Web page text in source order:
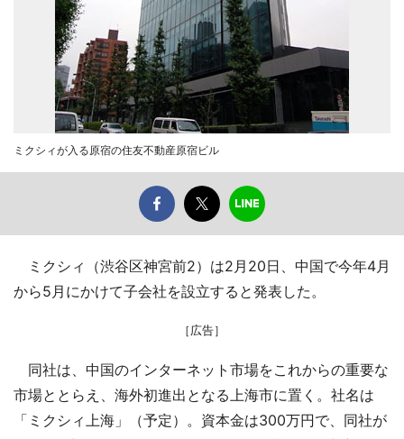
ミクシィが入る原宿の住友不動産原宿ビル
ミクシィ（渋谷区神宮前2）は2月20日、中国で今年4月
から5月にかけて子会社を設立すると発表した。
［広告］
同社は、中国のインターネット市場をこれからの重要な
市場ととらえ、海外初進出となる上海市に置く。社名は
「ミクシィ上海」（予定）。資本金は300万円で、同社が